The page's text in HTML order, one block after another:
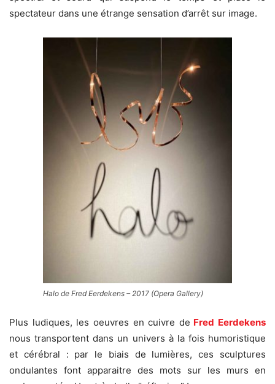
spectateur dans une étrange sensation d’arrêt sur image.
Halo de Fred Eerdekens – 2017 (Opera Gallery)
Plus ludiques, les oeuvres en cuivre de Fred Eerdekens
nous transportent dans un univers à la fois humoristique
et cérébral : par le biais de lumières, ces sculptures
ondulantes font apparaitre des mots sur les murs en